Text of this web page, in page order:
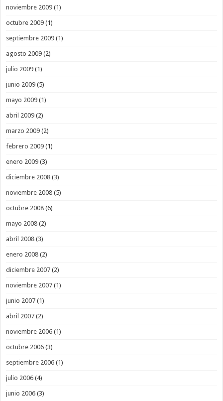
noviembre 2009 (1)
octubre 2009 (1)
septiembre 2009 (1)
agosto 2009 (2)
julio 2009 (1)
junio 2009 (5)
mayo 2009 (1)
abril 2009 (2)
marzo 2009 (2)
febrero 2009 (1)
enero 2009 (3)
diciembre 2008 (3)
noviembre 2008 (5)
octubre 2008 (6)
mayo 2008 (2)
abril 2008 (3)
enero 2008 (2)
diciembre 2007 (2)
noviembre 2007 (1)
junio 2007 (1)
abril 2007 (2)
noviembre 2006 (1)
octubre 2006 (3)
septiembre 2006 (1)
julio 2006 (4)
junio 2006 (3)